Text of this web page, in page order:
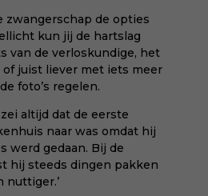
zwangerschap de opties
kun jij de hartslag
van de verloskundige, het
of juist liever met iets meer
foto’s regelen.
zei altijd dat de eerste
naar was omdat hij
werd gedaan. Bij de
hij steeds dingen pakken
nuttiger.’